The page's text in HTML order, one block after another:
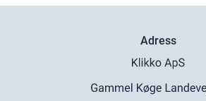
Adress